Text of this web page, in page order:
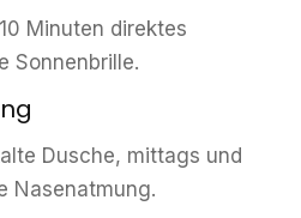
Minuten direktes
Sonnenbrille.
Dusche, mittags und
Nasenatmung.